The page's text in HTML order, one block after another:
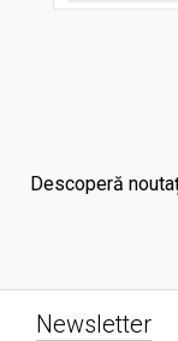
Descoperă
Newsletter